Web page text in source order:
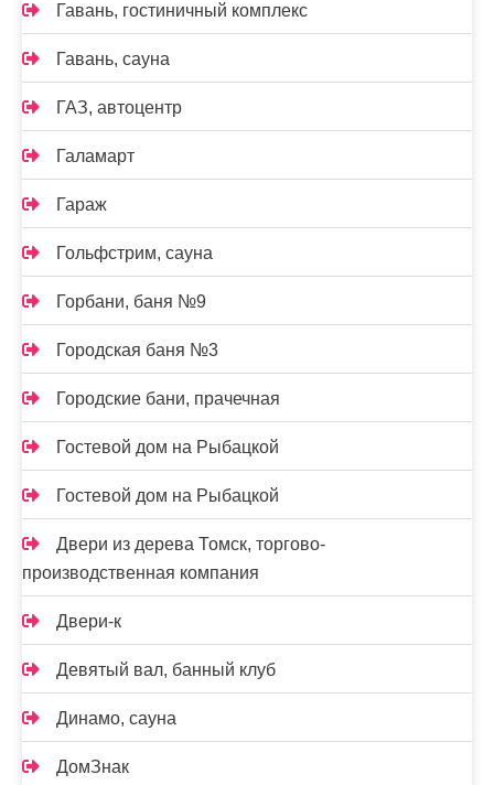
Гавань, гостиничный комплекс
Гавань, сауна
ГАЗ, автоцентр
Галамарт
Гараж
Гольфстрим, сауна
Горбани, баня №9
Городская баня №3
Городские бани, прачечная
Гостевой дом на Рыбацкой
Гостевой дом на Рыбацкой
Двери из дерева Томск, торгово-
производственная компания
Двери-к
Девятый вал, банный клуб
Динамо, сауна
ДомЗнак